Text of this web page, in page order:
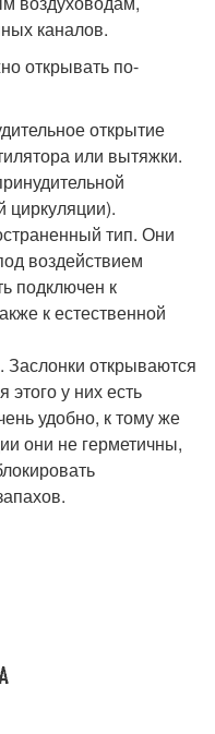
каналов.
открывать по-
открытие
или вытяжки.
циркуляции).
тип. Они
воздействием
подключен к
к естественной
Заслонки открываются
у них есть
удобно, к тому же
они не герметичны,